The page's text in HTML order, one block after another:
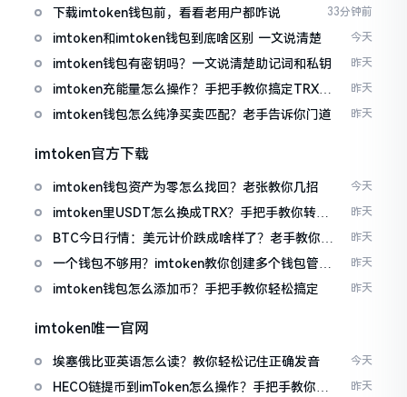
下载imtoken钱包前，看看老用户都咋说 33分钟前
imtoken和imtoken钱包到底啥区别 一文说清楚 今天
imtoken钱包有密钥吗？一文说清楚助记词和私钥 昨天
imtoken充能量怎么操作？手把手教你搞定TRX手
续费
昨天
imtoken钱包怎么纯净买卖匹配？老手告诉你门道 昨天
imtoken官方下载
imtoken钱包资产为零怎么找回？老张教你几招 今天
imtoken里USDT怎么换成TRX？手把手教你转成
波场币
昨天
BTC今日行情：美元计价跌成啥样了？老手教你咋
昨天
一个钱包不够用？imtoken教你创建多个钱包管理
资产
昨天
imtoken钱包怎么添加币？手把手教你轻松搞定 昨天
imtoken唯一官网
埃塞俄比亚英语怎么读？教你轻松记住正确发音 今天
HECO链提币到imToken怎么操作？手把手教你轻
昨天